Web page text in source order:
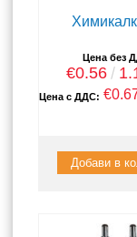
Цена без
€0.56
Цена с ДДС: